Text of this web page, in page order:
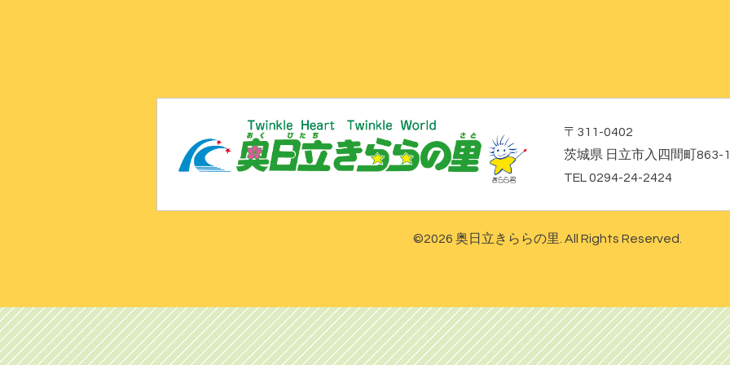
〒311-0402
茨城県 日立市入四間町863-1
TEL 0294-24-2424
©2026 奥日立きららの里 . All Rights Reserved.